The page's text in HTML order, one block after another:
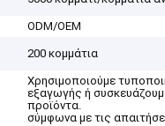
ODM/OEM
200 κομμάτια
Χρησιμοποιούμε
εξαγωγής ή
προϊόντα.
σύμφωνα με τις